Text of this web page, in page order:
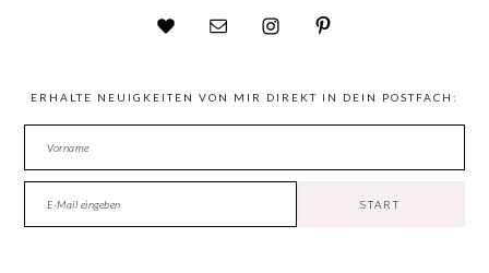
ERHALTE NEUIGKEITEN VON MIR DIREKT IN DEIN POSTFACH: